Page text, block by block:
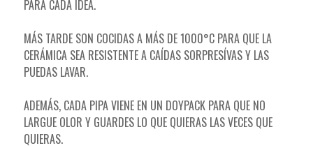
PARA CADA IDEA.
MÁS TARDE SON COCIDAS A MÁS DE 1000°C PARA QUE LA
CERÁMICA SEA RESISTENTE A CAÍDAS SORPRESÍVAS Y LAS
PUEDAS LAVAR.
ADEMÁS, CADA PIPA VIENE EN UN DOYPACK PARA QUE NO
LARGUE OLOR Y GUARDES LO QUE QUIERAS LAS VECES QUE
QUIERAS.